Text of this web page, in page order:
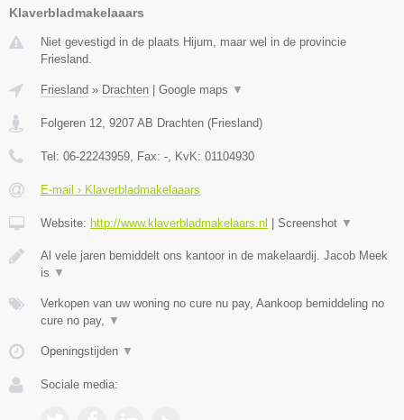
Klaverbladmakelaaars
Niet gevestigd in de plaats Hijum, maar wel in de provincie
Friesland.
Friesland » Drachten Google maps ▼
Folgeren 12, 9207 AB Drachten (Friesland)
Tel: 06-22243959, Fax: -, KvK: 01104930
E-mail › Klaverbladmakelaaars
Website: http://www.klaverbladmakelaars.nl Screenshot ▼
Al vele jaren bemiddelt ons kantoor in de makelaardij. Jacob Meek
is ▼
Verkopen van uw woning no cure nu pay, Aankoop bemiddeling no
cure no pay, ▼
Openingstijden ▼
Sociale media: